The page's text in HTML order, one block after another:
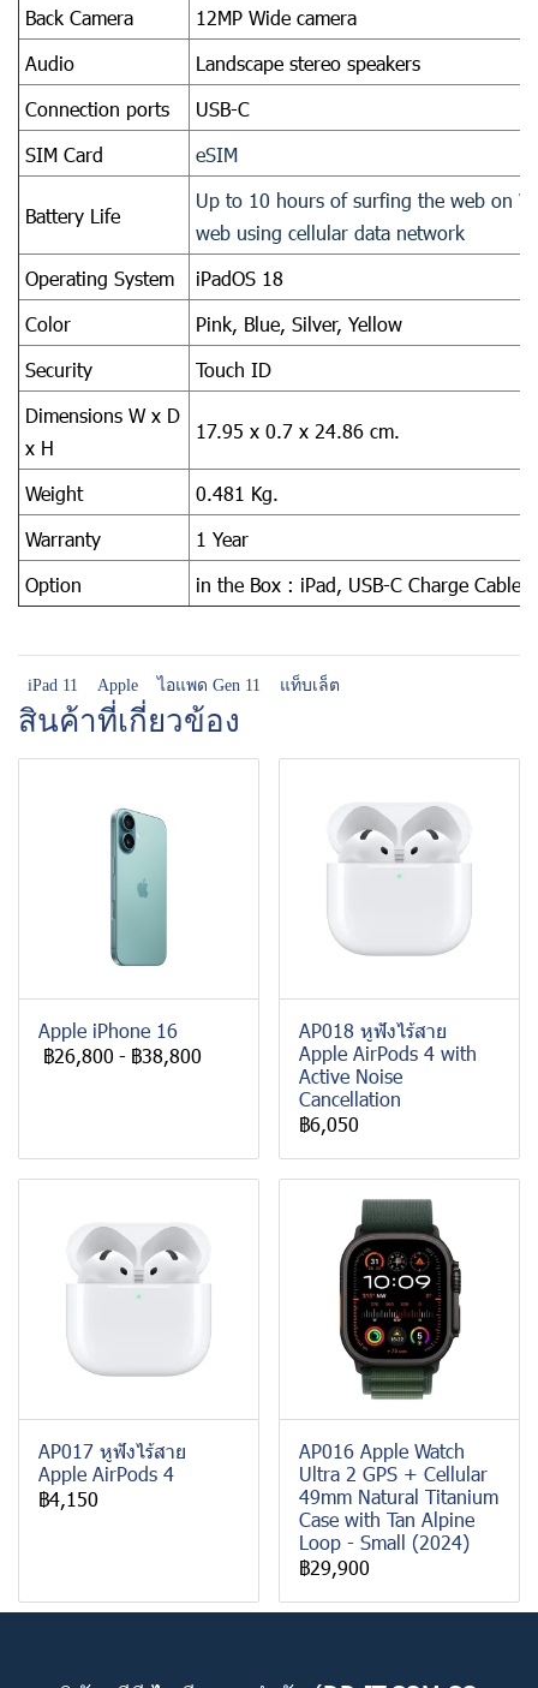
Back Camera
12MP Wide camera
Audio
Landscape stereo speakers
Connection ports
USB-C
SIM Card
eSIM
Battery Life
Up to 10 hours of surfing the web on
web using cellular data network
Operating System
iPadOS 18
Color
Pink, Blue, Silver, Yellow
Security
Touch ID
Dimensions W x D
x H
17.95 x 0.7 x 24.86 cm.
Weight
0.481 Kg.
Warranty
1 Year
Option
in the Box : iPad, USB-C Charge Cable,
iPad 11 Apple ไอแพด Gen 11 แท็บเล็ต
สินค้าที่เกี่ยวข้อง
Apple iPhone 16
฿26,800 - ฿38,800
AP018 หูฟังไร้สาย
Apple AirPods 4 with
Active Noise
Cancellation
฿6,050
AP017 หูฟังไร้สาย
Apple AirPods 4
฿4,150
AP016 Apple Watch
Ultra 2 GPS + Cellular
49mm Natural Titanium
Case with Tan Alpine
Loop - Small (2024)
฿29,900